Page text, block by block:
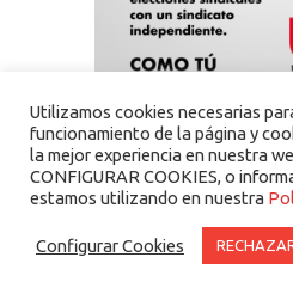
Utilizamos cookies necesarias
funcionamiento de la página y
la mejor experiencia en nuestra
CONFIGURAR COOKIES, o
estamos utilizando en nuestra
Configurar Cookies